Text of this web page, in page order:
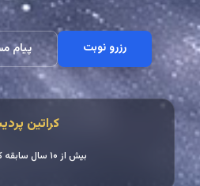
رزرو نوبت پیام
کراتین
بیش از ۱۰ سال سابقه کار حرفه‌ای